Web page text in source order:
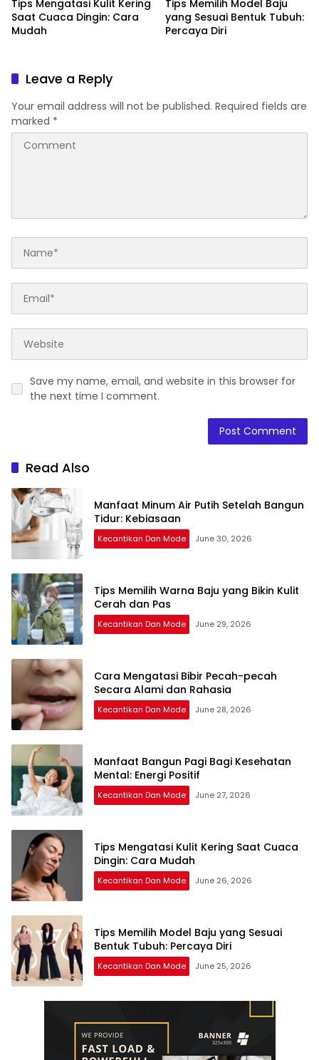
Tips Mengatasi Kulit Kering
Saat Cuaca Dingin: Cara
Mudah
Tips Memilih Model Baju
yang Sesuai Bentuk Tubuh:
Percaya Diri
Leave a Reply
Your email address will not be published. Required fields are
marked *
Save my name, email, and website in this browser for
the next time I comment.
Read Also
Manfaat Minum Air Putih Setelah Bangun
Tidur: Kebiasaan
Kecantikan Dan Mode June 30, 2026
Tips Memilih Warna Baju yang Bikin Kulit
Cerah dan Pas
Kecantikan Dan Mode June 29, 2026
Cara Mengatasi Bibir Pecah-pecah
Secara Alami dan Rahasia
Kecantikan Dan Mode June 28, 2026
Manfaat Bangun Pagi Bagi Kesehatan
Mental: Energi Positif
Kecantikan Dan Mode June 27, 2026
Tips Mengatasi Kulit Kering Saat Cuaca
Dingin: Cara Mudah
Kecantikan Dan Mode June 26, 2026
Tips Memilih Model Baju yang Sesuai
Bentuk Tubuh: Percaya Diri
Kecantikan Dan Mode June 25, 2026